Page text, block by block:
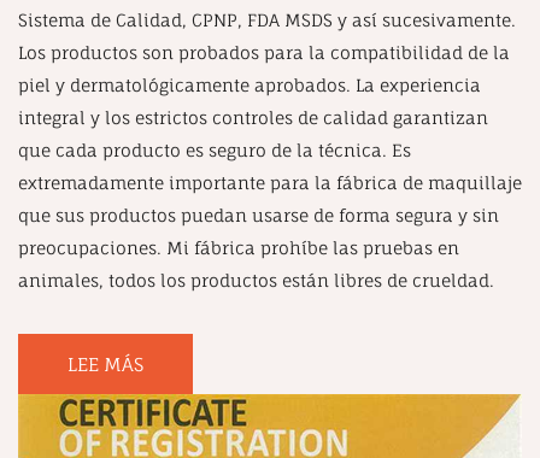
Sistema de Calidad, CPNP, FDA MSDS y así sucesivamente.
Los productos son probados para la compatibilidad de la
piel y dermatológicamente aprobados. La experiencia
integral y los estrictos controles de calidad garantizan
que cada producto es seguro de la técnica. Es
extremadamente importante para la fábrica de maquillaje
que sus productos puedan usarse de forma segura y sin
preocupaciones. Mi fábrica prohíbe las pruebas en
animales, todos los productos están libres de crueldad.
LEE MÁS